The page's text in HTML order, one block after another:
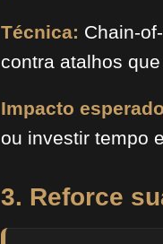
Técnica: Chain-
contra atalhos
Impacto
ou investir tempo
3. Reforce